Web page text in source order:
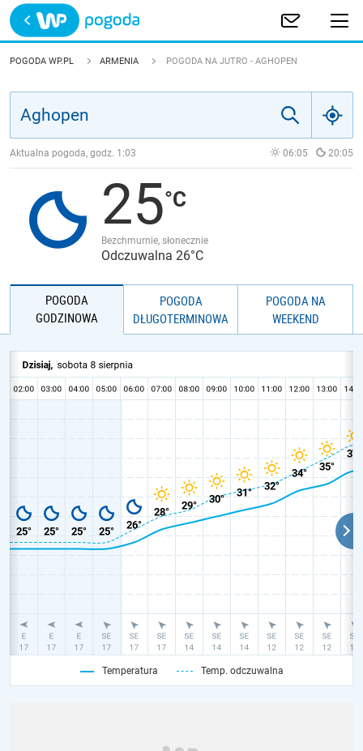
Trwa ładowanie
POLSKA
JAKOŚĆ POWIETRZA
POGODA WP.PL ARMENIA POGODA NA JUTRO - AGHOPEN
Aktualna pogoda, godz. 1:03 06:05 20:05
25
Bezchmurnie, słonecznie
Odczuwalna 26°C
POGODA
GODZINOWA
POGODA
DŁUGOTERMINOWA
POGODA NA
WEEKEND
Temperatura Temp. odczuwalna